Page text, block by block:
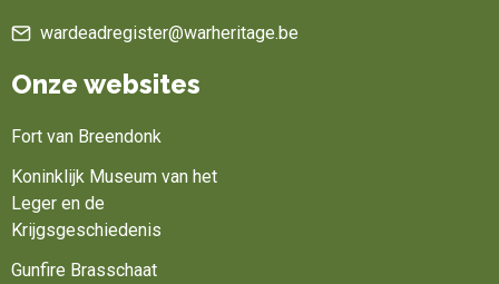
wardeadregister@warheritage.be
Onze websites
Fort van Breendonk
Koninklijk Museum van het
Leger en de
Krijgsgeschiedenis
Gunfire Brasschaat